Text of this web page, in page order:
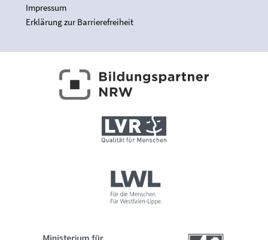
Impressum
Erklärung zur Barrierefreiheit